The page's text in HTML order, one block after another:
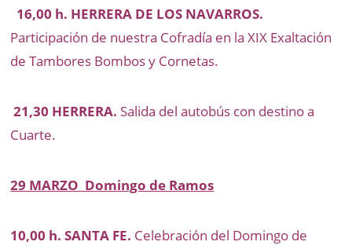
16,00 h. HERRERA DE LOS NAVARROS.
Participación de nuestra Cofradía en la XIX Exaltación
de Tambores Bombos y Cornetas.
21,30 HERRERA. Salida del autobús con destino a
Cuarte.
29 MARZO Domingo de Ramos
10,00 h. SANTA FE. Celebración del Domingo de